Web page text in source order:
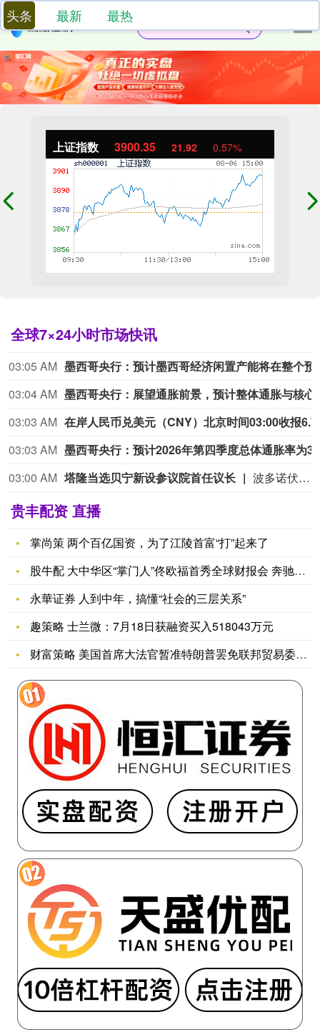
上证指数 3900.35 21.92 0.57%
全球7×24小时市场快讯
03:05 AM
03:04 AM
03:03 AM
03:03 AM
03:00 AM 塔隆当选贝宁新设参议院首任议长 波多诺伏消息：贝宁前总统帕特里斯·塔隆6日当选该国新设参议院的首任议长。 参议院议长选举当天在贝宁首都波多诺伏举行。25名参议员投票，塔隆以24票赞成、0票反对、1票弃权当选议长，任期5年。国民议会前议长路易·弗拉沃努当选副议长。此次选举标志着贝宁参议院组建工作完成。 塔隆在当选后表示，将致力于“加强国家团结，维护国家政治稳定、和平与民主”。 现年68岁的塔隆2016年4月就任贝宁总统，2021年4月获得连任，2026年5月卸任。 根据2025年12月17日颁布的宪法修正案，贝宁议会由原来的单一国民议会改为由国民议会和参议院组成的两院制。首届参议院7月30日正式成立。 根据贝宁宪法，参议院负责维护国家统一，促进国家建设、政治稳定、民主与和平，维护政治休战，并可在宪法规定条件下，对有关政治行为主体作出暂停或剥夺政治权利、公民权利等决定。（）换算想
贵丰配资 直播
掌尚策 两个百亿国资，为了江陵首富“打”起来了
股牛配 大中华区“掌门人”佟欧福首秀全球财报会 奔驰将在3年
永華证券 人到中年，搞懂“社会的三层关系”
趣策略 士兰微：7月18日获融资买入518043万元
财富策略 美国首席大法官暂准特朗普罢免联邦贸易委员会委员
杨
特
头条 最新 最热